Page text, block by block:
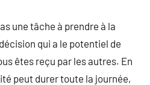
une tâche à prendre à la
qui a le potentiel de
êtes reçu par les autres. En
peut durer toute la journée,